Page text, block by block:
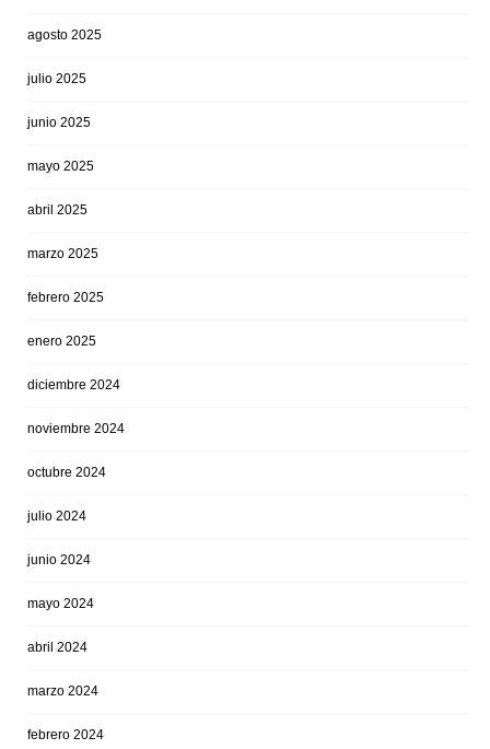
agosto 2025
julio 2025
junio 2025
mayo 2025
abril 2025
marzo 2025
febrero 2025
enero 2025
diciembre 2024
noviembre 2024
octubre 2024
julio 2024
junio 2024
mayo 2024
abril 2024
marzo 2024
febrero 2024